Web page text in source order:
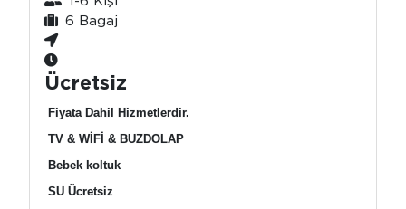
6 Bagaj
Ücretsiz
Fiyata Dahil Hizmetlerdir.
TV & WİFİ & BUZDOLAP
Bebek koltuk
SU Ücretsiz